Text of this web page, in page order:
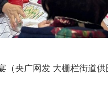
（央广网发 大栅栏街道供